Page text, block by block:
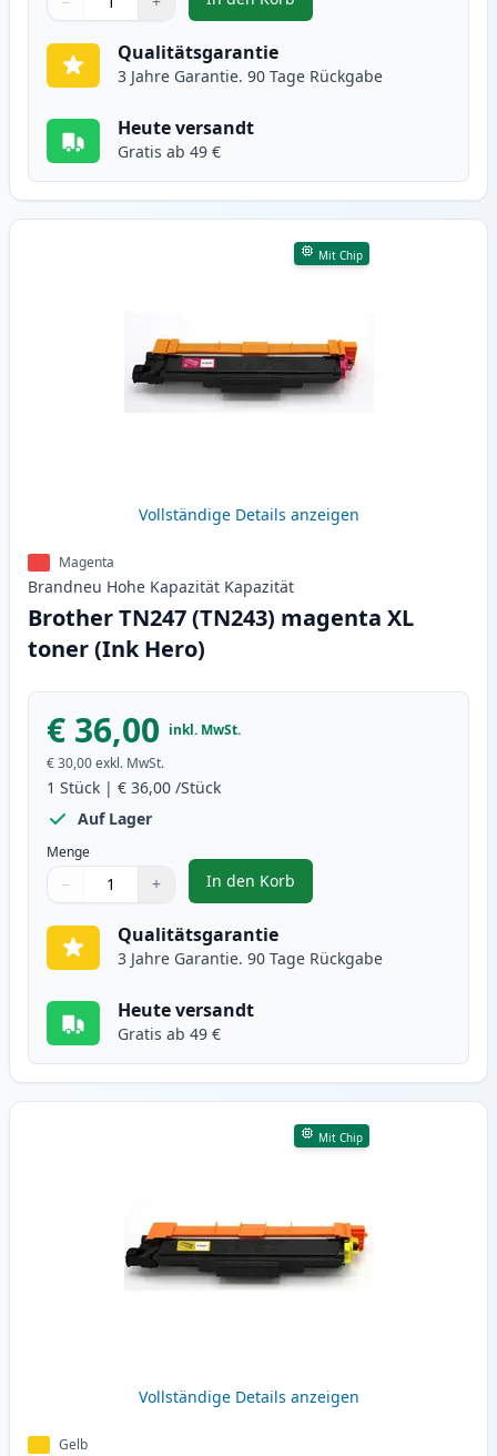
Verwenden Sie die Tasten, um anzupassen
1 , Brother TN247 (TN243) cyan
Qualitätsgarantie
3 Jahre Garantie. 90 Tage Rückgabe
Heute versandt
Gratis ab 49 €
Mit Chip
Vollständige Details anzeigen
Magenta
Brandneu Hohe Kapazität Kapazität
Brother TN247 (TN243) magenta XL
toner (Ink Hero)
€ 36,00 inkl. MwSt.
€ 30,00exkl. MwSt.
1 Stück | € 36,00 /Stück
Auf Lager
Menge
Verwenden Sie die Tasten, um anzupassen
− +
1
In den Korb
, Brother TN247 (TN243)
Qualitätsgarantie
3 Jahre Garantie. 90 Tage Rückgabe
Heute versandt
Gratis ab 49 €
Mit Chip
Vollständige Details anzeigen
Gelb